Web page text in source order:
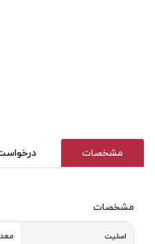
مشخصات
مشخصات
اصلیت